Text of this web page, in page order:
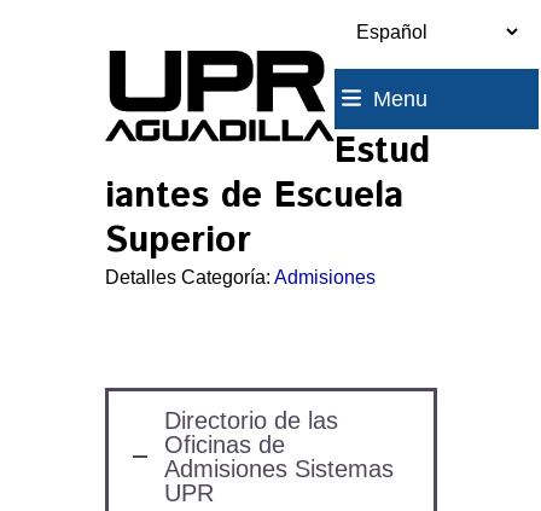
Menu
Estud
iantes de Escuela
Superior
Detalles Categoría: Admisiones
Directorio de las
Oficinas de
Admisiones Sistemas
UPR